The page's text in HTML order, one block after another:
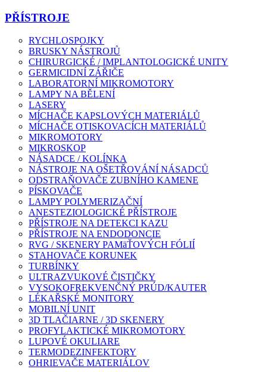
PŘÍSTROJE
RYCHLOSPOJKY
BRUSKY NÁSTROJŮ
CHIRURGICKÉ / IMPLANTOLOGICKÉ UNITY
GERMICIDNÍ ZÁŘIČE
LABORATORNÍ MIKROMOTORY
LAMPY NA BĚLENÍ
LASERY
MÍCHAČE KAPSLOVÝCH MATERIÁLŮ
MÍCHAČE OTISKOVACÍCH MATERIÁLŮ
MIKROMOTORY
MIKROSKOP
NÁSADCE / KOLÍNKA
NÁSTROJE NA OŠETŘOVÁNÍ NÁSADCŮ
ODSTRAŇOVAČE ZUBNÍHO KAMENE
PÍSKOVAČE
LAMPY POLYMERIZAČNÍ
ANESTEZIOLOGICKÉ PŘÍSTROJE
PŘÍSTROJE NA DETEKCI KAZU
PŘÍSTROJE NA ENDODONCIE
RVG / SKENERY PAMäŤOVÝCH FÓLIÍ
STAHOVAČE KORUNEK
TURBÍNKY
ULTRAZVUKOVÉ ČISTIČKY
VYSOKOFREKVENČNÝ PRÚD/KAUTER
LÉKAŘSKÉ MONITORY
MOBILNÍ UNIT
3D TLAČIARNE / 3D SKENERY
PROFYLAKTICKÉ MIKROMOTORY
LUPOVÉ OKULIARE
TERMODEZINFEKTORY
OHRIEVAČE MATERIÁLOV